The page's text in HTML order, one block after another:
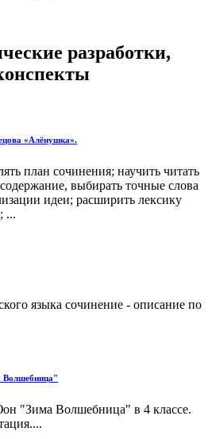
разработки,
«Алёнушка».
план сочинения; научить читать
выбирать точные слова
идеи; расширить лексику
...
языка сочинение - описание по
Волшебница"
"Зима Волшебница" в 4 классе.